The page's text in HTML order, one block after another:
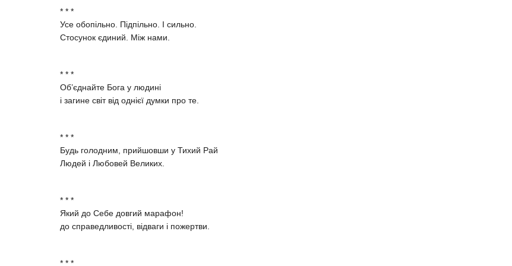
* * *
Усе обопільно. Підпільно. І сильно.
Стосунок єдиний. Між нами.
* * *
Об’єднайте Бога у людині
і загине світ від однієї думки про те.
* * *
Будь голодним, прийшовши у Тихий Рай
Людей і Любовей Великих.
* * *
Який до Себе довгий марафон!
до справедливості, відваги і пожертви.
* * *